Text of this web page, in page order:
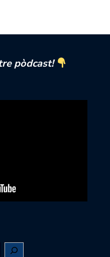
pòdcast!